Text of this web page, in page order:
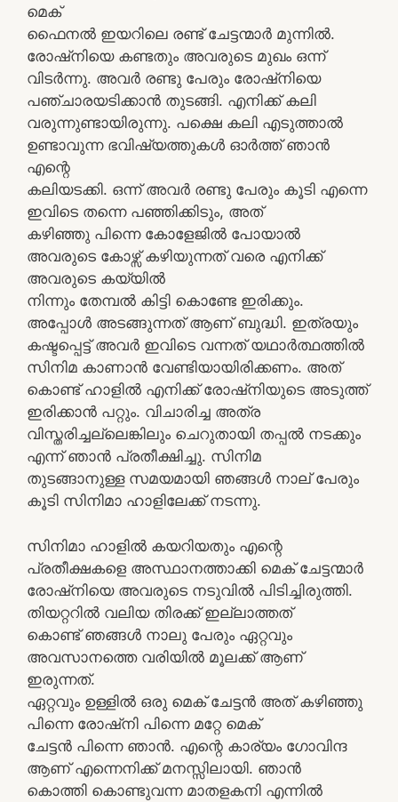
മെക്‌
ഫൈനൽ ഇയറിലെ രണ്ട് ചേട്ടന്മാർ മുന്നിൽ.
രോഷ്നിയെ കണ്ടതും അവരുടെ മുഖം ഒന്ന്
വിടർന്നു. അവർ രണ്ടു പേരും രോഷ്നിയെ
പഞ്ചാരയടിക്കാൻ തുടങ്ങി. എനിക്ക് കലി
വരുന്നുണ്ടായിരുന്നു. പക്ഷെ കലി എടുത്താൽ
ഉണ്ടാവുന്ന ഭവിഷ്യത്തുകൾ ഓർത്ത് ഞാൻ
എന്റെ
കലിയടക്കി. ഒന്ന് അവർ രണ്ടു പേരും കൂടി എന്നെ
ഇവിടെ തന്നെ പഞ്ഞിക്കിടും, അത്
കഴിഞ്ഞു പിന്നെ കോളേജിൽ പോയാൽ
അവരുടെ കോഴ്സ് കഴിയുന്നത് വരെ എനിക്ക്
അവരുടെ കയ്യിൽ
നിന്നും തേമ്പൽ കിട്ടി കൊണ്ടേ ഇരിക്കും.
അപ്പോൾ അടങ്ങുന്നത് ആണ് ബുദ്ധി. ഇത്രയും
കഷ്ടപ്പെട്ട് അവർ ഇവിടെ വന്നത് യഥാർത്ഥത്തിൽ
സിനിമ കാണാൻ വേണ്ടിയായിരിക്കണം. അത്
കൊണ്ട് ഹാളിൽ എനിക്ക് രോഷ്നിയുടെ അടുത്ത്
ഇരിക്കാൻ പറ്റും. വിചാരിച്ച അത്ര
വിസ്തരിച്ചല്ലെങ്കിലും ചെറുതായി തപ്പൽ നടക്കും
എന്ന് ഞാൻ പ്രതീക്ഷിച്ചു. സിനിമ
തുടങ്ങാനുള്ള സമയമായി ഞങ്ങൾ നാല് പേരും
കൂടി സിനിമാ ഹാളിലേക്ക് നടന്നു.
സിനിമാ ഹാളില്‍ കയറിയതും എന്റെ
പ്രതീക്ഷകളെ അസ്ഥാനത്താക്കി മെക് ചേട്ടന്മാര്‍
രോഷ്നിയെ അവരുടെ നടുവില്‍ പിടിച്ചിരുത്തി.
തിയറ്ററില്‍ വലിയ തിരക്ക് ഇല്ലാത്തത്
കൊണ്ട് ഞങ്ങള്‍ നാലു പേരും ഏറ്റവും
അവസാനത്തെ വരിയില്‍ മൂലക്ക് ആണ്
ഇരുന്നത്.
ഏറ്റവും ഉള്ളില്‍ ഒരു മെക് ചേട്ടന്‍ അത് കഴിഞ്ഞു
പിന്നെ രോഷ്നി പിന്നെ മറ്റേ മെക്
ചേട്ടന്‍ പിന്നെ ഞാന്‍. എന്റെ കാര്യം ഗോവിന്ദ
ആണ് എന്നെനിക്ക് മനസ്സിലായി. ഞാന്‍
കൊത്തി കൊണ്ടുവന്ന മാതളകനി എന്നില്‍